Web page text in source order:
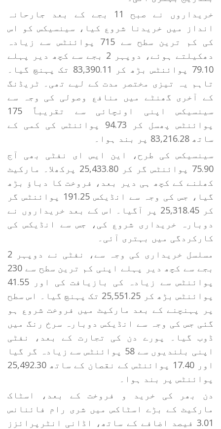
خریداروں نے صبح 11 بجے کے بعد جارحانہ
انداز میں خریدنا شروع کیا، سینسیکس کو اس
کی کم ترین سطح سے 715 پوائنٹس سے زیادہ
دھکیلتے ہوئے، دوپہر 2 بجے سے کچھ دیر پہلے
79.10 پوائنٹس بڑھ کر 83,390.11 تک پہنچ گیا۔
تاہم یہ تیزی مختصر مدت کے لیے تھی۔ ٹریڈنگ
کے آخری گھنٹے میں منافع وصولی کی وجہ سے
سینسیکس اپنی اونچائی سے تقریباً 175
پوائنٹس پھسل کر 94.73 پوائنٹس کی کمی کے
ساتھ 83,216.28 پر بند ہوا۔
سینسیکس کی طرح، این ایس ای نفٹی بھی آج
75.90 پوائنٹس گر کر 25,433.80 پرکھلا۔ مارکیٹ
کھلنے کے کچھ ہی دیر بعد، فروخت کا دباؤ بڑھ
گیا، جس کی وجہ سے انڈیکس 191.25 پوائنٹس گر
کر 25,318.45 پر آگیا۔ اس کے بعد خریداروں نے
دوبارہ خریداری شروع کی، جس سے انڈیکس کی
کارکردگی میں بہتری آئی۔
مسلسل خریداری کی وجہ سے، نفٹی نے دوپہر 2
بجے سے کچھ دیر پہلے اپنی کم ترین سطح سے 230
پوائنٹس سے زیادہ کی بازیافت کی اور 41.55
پوائنٹس بڑھ کر 25,551.25 تک پہنچ گیا۔ اس سطح
پر پہنچنے کے بعد مارکیٹ میں فروخت شروع ہو
گئی جس کی وجہ سے انڈیکس دوبارہ سرخ رنگ میں
ڈوب گیا۔ پورے دن کی تجارت کے بعد، نفٹی
اپنی بلندیوں سے 58 پوائنٹس سے زیادہ گر گیا
اور 17.40 پوائنٹس کے نقصان کے ساتھ 25,492.30
پوائنٹس پر بند ہوا۔
دن بھر کی خرید و فروخت کے بعد، اسٹاک
مارکیٹ کے بڑے اسٹاکس میں شری رام فائنانس
3.01 فیصد اضافے کے ساتھ، اڈانی انٹرپرائزز